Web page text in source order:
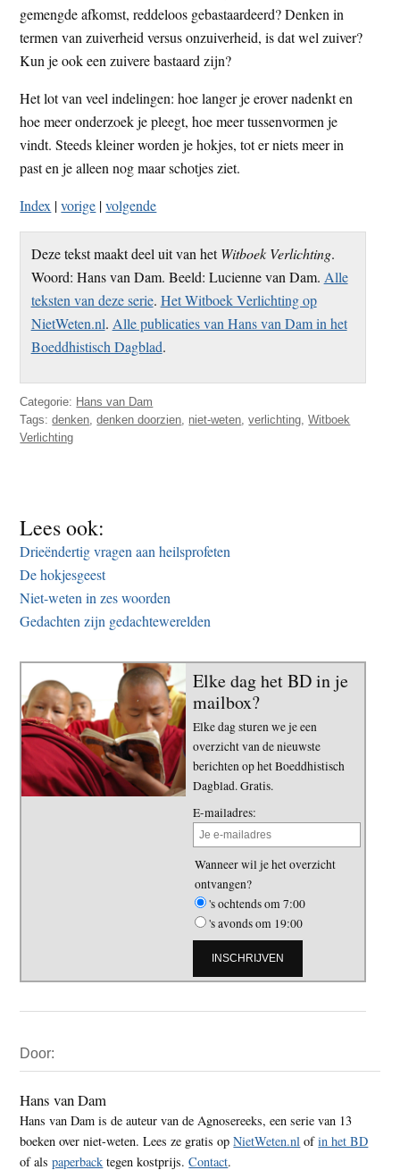
gemengde afkomst, reddeloos gebastaardeerd? Denken in
termen van zuiverheid versus onzuiverheid, is dat wel zuiver?
Kun je ook een zuivere bastaard zijn?
Het lot van veel indelingen: hoe langer je erover nadenkt en
hoe meer onderzoek je pleegt, hoe meer tussenvormen je
vindt. Steeds kleiner worden je hokjes, tot er niets meer in
past en je alleen nog maar schotjes ziet.
Index |vorige |volgende
Deze tekst maakt deel uit van hetWitboek Verlichting.
Woord: Hans van Dam. Beeld: Lucienne van Dam. Alle
teksten van deze serie. Het Witboek Verlichting op
NietWeten.nl. Alle publicaties van Hans van Dam in het
Boeddhistisch Dagblad.
Categorie: Hans van Dam
Tags:denken,denken doorzien, niet-weten,verlichting,Witboek
Verlichting
Lees ook:
Drieëndertig vragen aan heilsprofeten
De hokjesgeest
Niet-weten in zes woorden
Gedachten zijn gedachtewerelden
Elke dag het BD in je
mailbox?
Elke dag sturen we je een
overzicht van de nieuwste
berichten op het Boeddhistisch
Dagblad. Gratis.
E-mailadres:
Wanneer wil je het overzicht
ontvangen?
's ochtends om 7:00
's avonds om 19:00
Sidebar
Door:
Hans van Dam
Hans van Dam is de auteur van de Agnosereeks, een serie van 13
boeken over niet-weten. Lees ze gratis opNietWeten.nl ofin het BD
of alspaperback tegen kostprijs.Contact.